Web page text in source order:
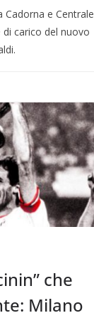
Cadorna e Centrale
carico del nuovo
che
Milano